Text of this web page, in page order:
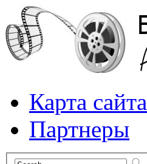
Карта сайта
Партнеры